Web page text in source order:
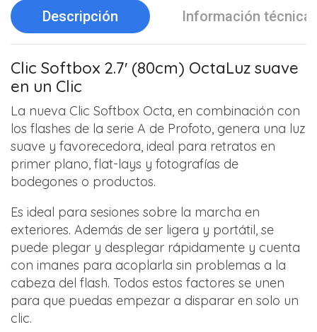
Descripción Información técnica
Clic Softbox 2.7′ (80cm) OctaLuz suave
en un Clic
La nueva Clic Softbox Octa, en combinación con
los flashes de la serie A de Profoto, genera una luz
suave y favorecedora, ideal para retratos en
primer plano, flat-lays y fotografías de
bodegones o productos.
Es ideal para sesiones sobre la marcha en
exteriores. Además de ser ligera y portátil, se
puede plegar y desplegar rápidamente y cuenta
con imanes para acoplarla sin problemas a la
cabeza del flash. Todos estos factores se unen
para que puedas empezar a disparar en solo un
clic.